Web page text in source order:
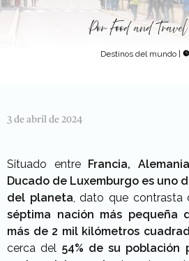
Por Food and
Destinos del mundo
3 de abril de 2024
Situado entre Francia, Alemania
Ducado de Luxemburgo es uno
del planeta, dato que contrasta
séptima nación más pequeña
más de 2 mil kilómetros
cerca del 54% de su población